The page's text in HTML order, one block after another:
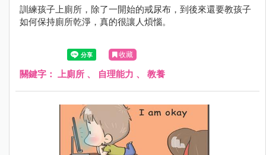
訓練孩子上廁所，除了一開始的戒尿布，到後來還要教孩子
如何保持廁所乾淨，真的很讓人煩惱。
收藏
關鍵字： 上廁所 、 自理能力 、 教養